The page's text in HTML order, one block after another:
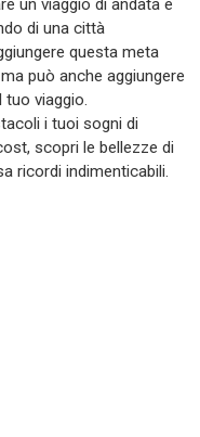
un viaggio di andata e
di una città
questa meta
può anche aggiungere
tuo viaggio.
i tuoi sogni di
scopri le bellezze di
ricordi indimenticabili.